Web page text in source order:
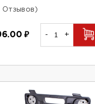
Отзывов)
₽ - +